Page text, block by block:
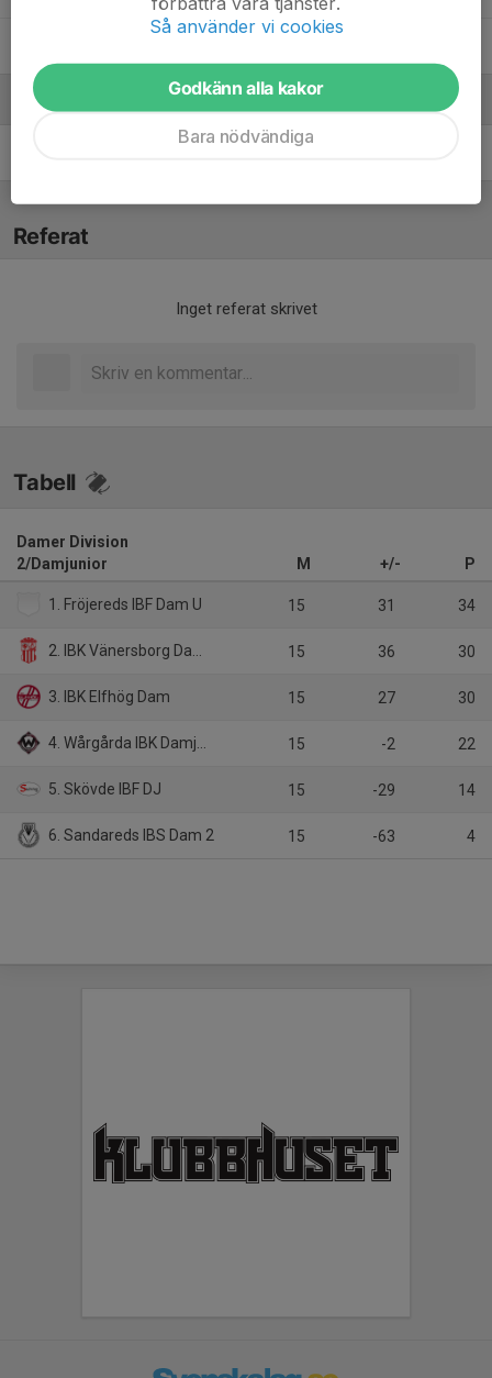
Ledare
Referat
Inget referat skrivet
Tabell
Damer Division
2/Damjunior
M +/- P
1. Fröjereds IBF Dam U 15 31 34
2. IBK Vänersborg Dam U 15 36 30
3. IBK Elfhög Dam 15 27 30
4. Wårgårda IBK Damjunior 15 -2 22
5. Skövde IBF DJ 15 -29 14
6. Sandareds IBS Dam 2 15 -63 4
Så använder vi cookies
Godkänn alla kakor
Bara nödvändiga